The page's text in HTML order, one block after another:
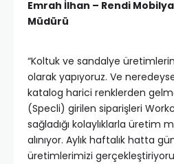
Emrah İlhan – Rendi
Müdürü
“Koltuk ve sandalye
olarak yapıyoruz. Ve
katalog harici renklerden
(Specli) girilen siparişleri
sağladığı kolaylıklarla üretim
alınıyor. Aylık haftalık hatta
üretimlerimizi